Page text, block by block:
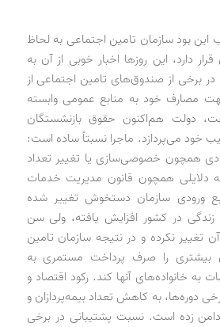
این بود سازمان تامین اجتماعی به لحاظ
دارد، این روزها اخبار خوبی از آن به
از صندوق‌های تامین اجتماعی از
مصارف خود به منابع عمومی وابسته
دولت هم‌اکنون حقوق بازنشستگان
خود می‌پردازد. ماجرا نسبتاً ساده است:
همچون خصوصی‌سازی یا تغییر تعداد
دلایلی همچون قانون مدیریت خدمات
ورودی سازمان دستخوش تغییر شده
در کشور افزایش یافته، ولی سن
تغییر نکرده و در نتیجه سازمان تامین
بیشتری را صرف پرداخت مستمری به
به خانواده‌های آنها کند. رکود اقتصاد و
دوره‌ها، به کاهش تعداد بیمه‌پردازان و
زده است. نسبت پشتیبانی در برخی